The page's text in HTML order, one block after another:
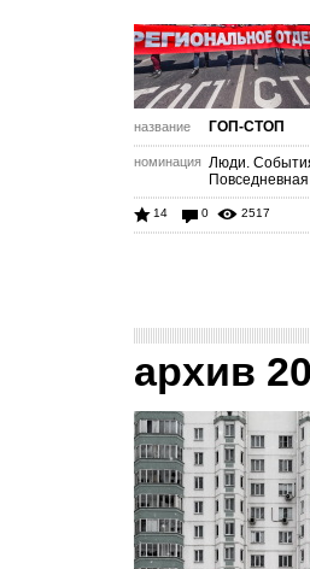
название ГОП-СТОП
номинация Люди.
14 0 2517
архив